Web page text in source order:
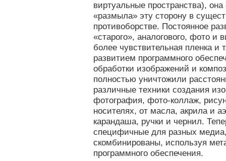
виртуальные пространства),
«размыла» эту сторону в
противоборстве. Постоянное
«старого», аналогового, фото и
более чувствительная пленка и
развитием программного
обработки изображений и
полностью уничтожили
различные техники создания
фотография, фото-коллаж,
носителях, от масла, акрила и
карандаша, ручки и чернил.
специфичные для разных
скомбинированы, используя
программного обеспечения.